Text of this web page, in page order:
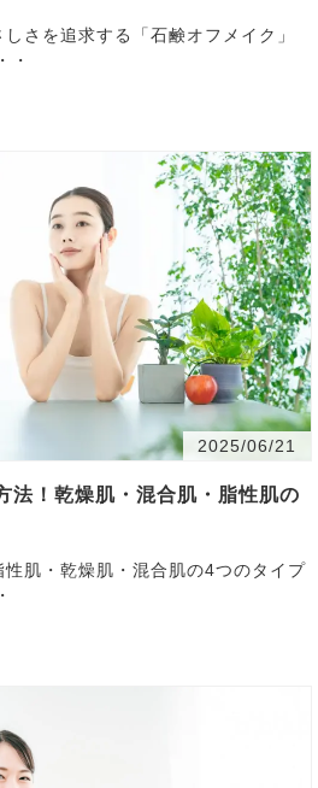
・
2025/06/21
法！乾燥肌・混合肌・脂性肌の